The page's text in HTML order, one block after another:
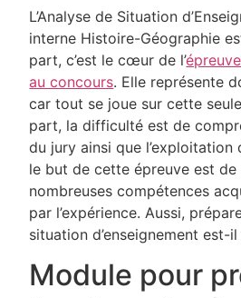
L’Analyse de Situation
interne Histoire-Géographie
part, c’est le cœur de l’
au concours. Elle représente
car tout se joue sur cette
part, la difficulté est de
du jury ainsi que l’exploitation
le but de cette épreuve est
nombreuses compétences
par l’expérience. Aussi,
situation d’enseignement est-
Module pour